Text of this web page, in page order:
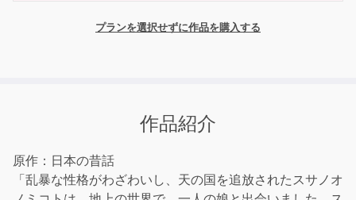
プランを選択せずに作品を購入する
作品紹介
原作：日本の昔話
「乱暴な性格がわざわいし、天の国を追放されたスサノオ